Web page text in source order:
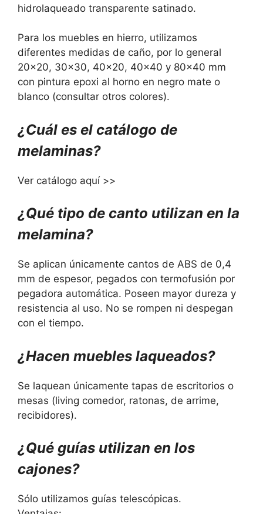
hidrolaqueado transparente satinado.
Para los muebles en hierro, utilizamos
diferentes medidas de caño, por lo general
20×20, 30×30, 40×20, 40×40 y 80×40 mm
con pintura epoxi al horno en negro mate o
blanco (consultar otros colores).
¿Cuál es el catálogo de
melaminas?
Ver catálogo aquí >>
¿Qué tipo de canto utilizan en la
melamina?
Se aplican únicamente cantos de ABS de 0,4
mm de espesor, pegados con termofusión por
pegadora automática. Poseen mayor dureza y
resistencia al uso. No se rompen ni despegan
con el tiempo.
¿Hacen muebles laqueados?
Se laquean únicamente tapas de escritorios o
mesas (living comedor, ratonas, de arrime,
recibidores).
¿Qué guías utilizan en los
cajones?
Sólo utilizamos guías telescópicas.